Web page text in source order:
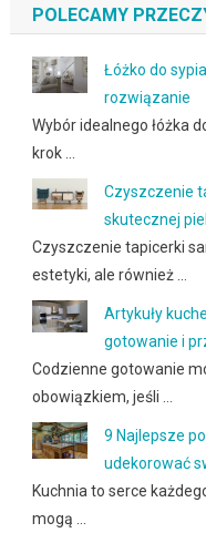
POLECAMY
Łóżko do
rozwiązanie
Wybór idealnego łóżka
krok …
Czyszczenie
skutecznej
Czyszczenie tapicerki
estetyki, ale również …
Artykuły
gotowanie i
Codzienne gotowanie
obowiązkiem, jeśli …
9 Najlepsze
udekorować
Kuchnia to serce
mogą …